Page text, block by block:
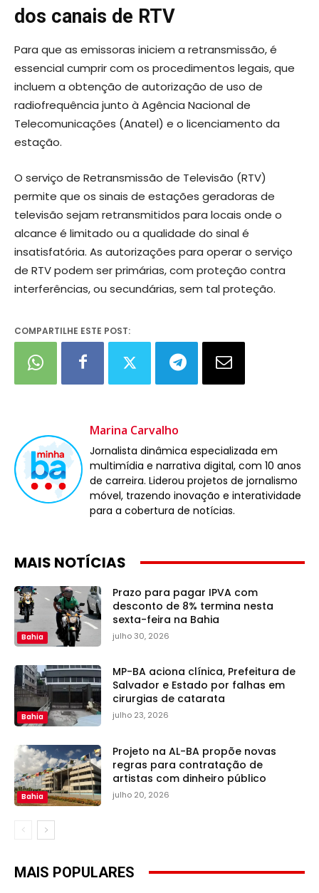
dos canais de RTV
Para que as emissoras iniciem a retransmissão, é
essencial cumprir com os procedimentos legais, que
incluem a obtenção de autorização de uso de
radiofrequência junto à Agência Nacional de
Telecomunicações (Anatel) e o licenciamento da
estação.
O serviço de Retransmissão de Televisão (RTV)
permite que os sinais de estações geradoras de
televisão sejam retransmitidos para locais onde o
alcance é limitado ou a qualidade do sinal é
insatisfatória. As autorizações para operar o serviço
de RTV podem ser primárias, com proteção contra
interferências, ou secundárias, sem tal proteção.
COMPARTILHE ESTE POST:
Marina Carvalho
Jornalista dinâmica especializada em
multimídia e narrativa digital, com 10 anos
de carreira. Liderou projetos de jornalismo
móvel, trazendo inovação e interatividade
para a cobertura de notícias.
MAIS NOTÍCIAS
Bahia
Prazo para pagar IPVA com
desconto de 8% termina nesta
sexta-feira na Bahia
julho 30, 2026
Bahia
MP-BA aciona clínica, Prefeitura de
Salvador e Estado por falhas em
cirurgias de catarata
julho 23, 2026
Bahia
Projeto na AL-BA propõe novas
regras para contratação de
artistas com dinheiro público
julho 20, 2026
MAIS POPULARES